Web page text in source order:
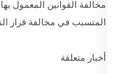
مخالفة القوانين المعمول
المتسبب في مخالفة قرار
أخبار متعلقة